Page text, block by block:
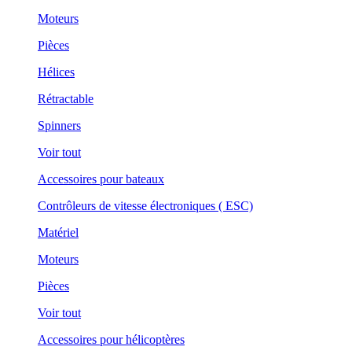
Moteurs
Pièces
Hélices
Rétractable
Spinners
Voir tout
Accessoires pour bateaux
Contrôleurs de vitesse électroniques ( ESC)
Matériel
Moteurs
Pièces
Voir tout
Accessoires pour hélicoptères